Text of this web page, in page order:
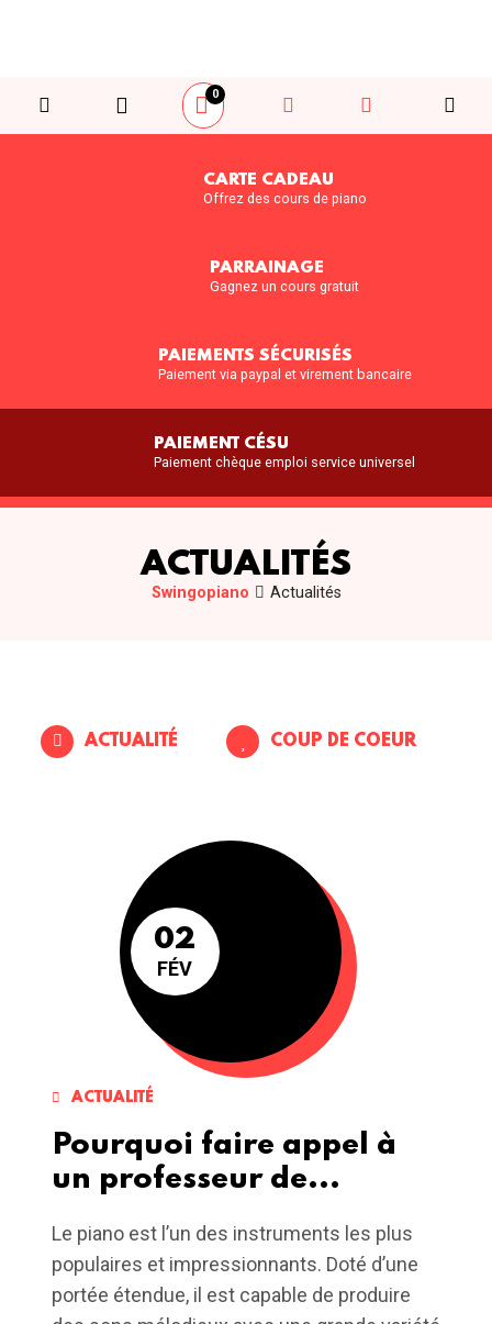
0
CARTE CADEAU
Offrez des cours de piano
PARRAINAGE
Gagnez un cours gratuit
PAIEMENTS SÉCURISÉS
Paiement via paypal et virement bancaire
PAIEMENT CÉSU
Paiement chèque emploi service universel
ACTUALITÉS
Swingopiano Actualités
ACTUALITÉ COUP DE COEUR
02
FÉV
ACTUALITÉ
Pourquoi faire appel à
un professeur de...
Le piano est l’un des instruments les plus
populaires et impressionnants. Doté d’une
portée étendue, il est capable de produire